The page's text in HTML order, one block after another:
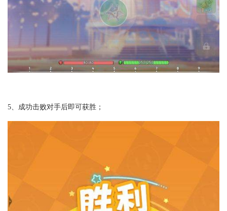
5、成功击败对手后即可获胜；